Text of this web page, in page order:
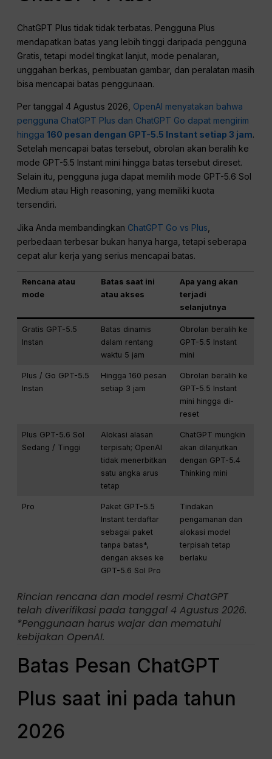
ChatGPT Plus tidak tidak terbatas. Pengguna Plus
mendapatkan batas yang lebih tinggi daripada pengguna
Gratis, tetapi model tingkat lanjut, mode penalaran,
unggahan berkas, pembuatan gambar, dan peralatan masih
bisa mencapai batas penggunaan.
Per tanggal 4 Agustus 2026, OpenAI menyatakan bahwa
pengguna ChatGPT Plus dan ChatGPT Go dapat mengirim
hingga160 pesan dengan GPT-5.5 Instant setiap 3 jam.
Setelah mencapai batas tersebut, obrolan akan beralih ke
mode GPT-5.5 Instant mini hingga batas tersebut direset.
Selain itu, pengguna juga dapat memilih mode GPT-5.6 Sol
Medium atau High reasoning, yang memiliki kuota
tersendiri.
Jika Anda membandingkan ChatGPT Go vs Plus
perbedaan terbesar bukan hanya harga, tetapi seberapa
cepat alur kerja yang serius mencapai batas.
Rencana atau
mode
Batas saat ini
atau akses
Apa yang akan
terjadi
selanjutnya
Gratis GPT-5.5
Instan
Batas dinamis
dalam rentang
waktu 5 jam
Obrolan beralih ke
GPT-5.5 Instant
mini
Plus / Go GPT-5.5
Instan
Hingga 160 pesan
setiap 3 jam
Obrolan beralih ke
GPT-5.5 Instant
mini hingga di-
reset
Plus GPT-5.6 Sol
Sedang / Tinggi
Alokasi alasan
terpisah; OpenAI
tidak menerbitkan
satu angka arus
tetap
ChatGPT mungkin
akan dilanjutkan
dengan GPT-5.4
Thinking mini
Pro
Paket GPT-5.5
Instant terdaftar
sebagai paket
tanpa batas*,
dengan akses ke
GPT-5.6 Sol Pro
Tindakan
pengamanan dan
alokasi model
terpisah tetap
berlaku
Rincian rencana dan model resmi ChatGPT
telah diverifikasi pada tanggal 4 Agustus 2026.
*Penggunaan harus wajar dan mematuhi
kebijakan OpenAI.
Batas Pesan ChatGPT
Plus saat ini pada tahun
2026